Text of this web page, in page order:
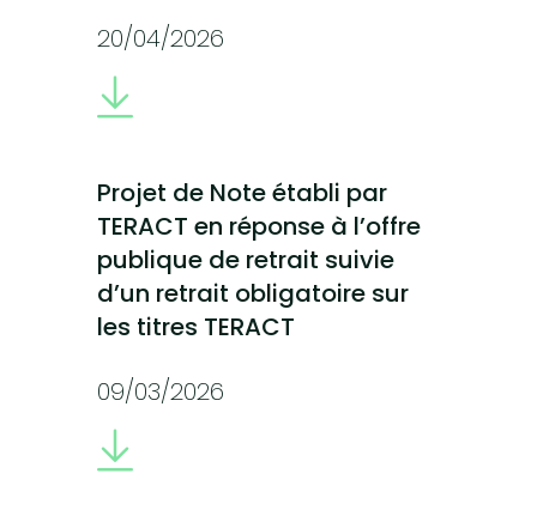
20/04/2026
Projet de Note établi par
TERACT en réponse à l’offre
publique de retrait suivie
d’un retrait obligatoire sur
les titres TERACT
09/03/2026